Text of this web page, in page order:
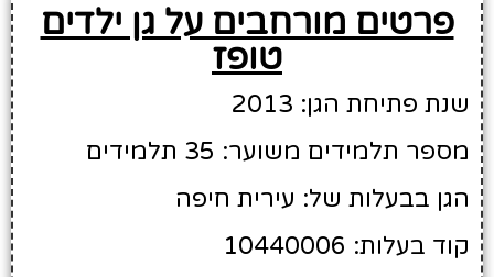
פרטים מורחבים על גן ילדים
טופז
שנת פתיחת הגן: 2013
מספר תלמידים משוער: 35 תלמידים
הגן בבעלות של: עירית חיפה
קוד בעלות: 10440006